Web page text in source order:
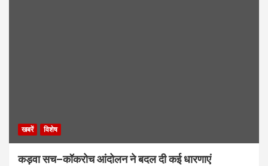
खबरें विशेष
कड़वा सच–कॉकरोच आंदोलन ने बदल दी कई धारणाएं